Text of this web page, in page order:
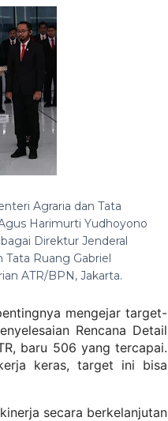
Agraria dan Tata
Harimurti Yudhoyono
Direktur Jenderal
Ruang Gabriel
ATR/BPN, Jakarta.
mengejar target-
Rencana Detail
baru 506 yang tercapai.
keras, target ini bisa
secara berkelanjutan